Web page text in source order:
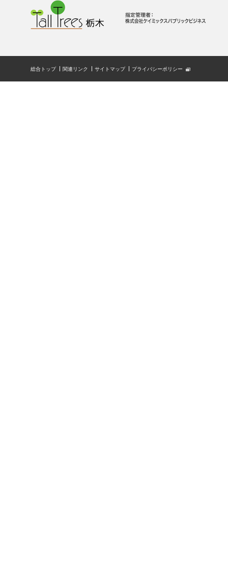
総合トップ 関連リンク サイトマップ プライバシーポリシー